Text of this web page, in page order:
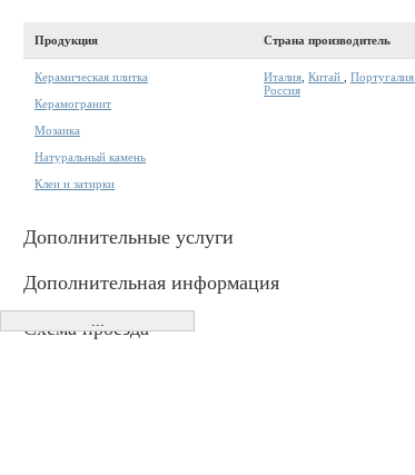
Продукция Страна производитель
Керамическая плитка
Керамогранит
Мозаика
Натуральный камень
Клеи и затирки
Италия Китай Португалия
Россия
Дополнительные услуги
Дополнительная информация
Схема проезда